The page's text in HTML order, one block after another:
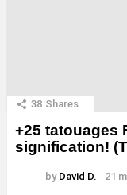
38 Shares
+25 tatouages
signification!
by David D. 21